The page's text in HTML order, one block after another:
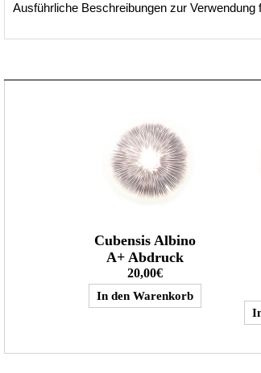
Ausführliche Beschreibungen zur Verwendung
Cubensis Albino
A+ Abdruck
20,00€